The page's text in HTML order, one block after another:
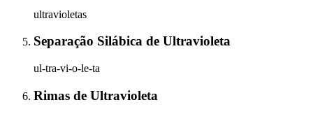
ultravioletas
Separação Silábica de Ultravioleta
ul-tra-vi-o-le-ta
Rimas de Ultravioleta